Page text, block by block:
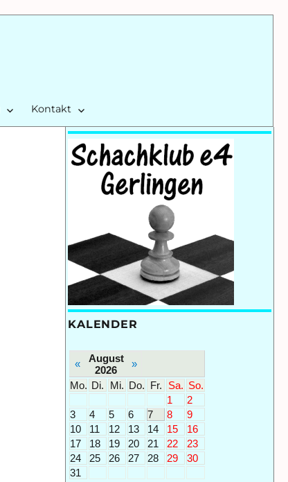
Kontakt
KALENDER
«
August
2026
»
Mo. Di. Mi. Do. Fr. Sa. So.
1
2
3
4 5 6 7 8
9
10
11 12 13 14 15
16
17
18 19 20 21 22
23
24
25 26 27 28 29
30
31